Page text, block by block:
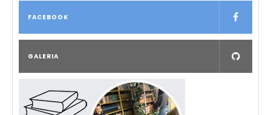
FACEBOOK
GALERIA